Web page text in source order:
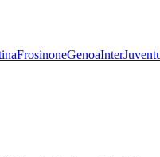
FrosinoneGenoaInter